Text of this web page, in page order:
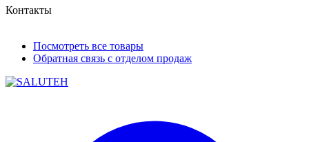
Контакты
Посмотреть все товары
Обратная связь с отделом продаж